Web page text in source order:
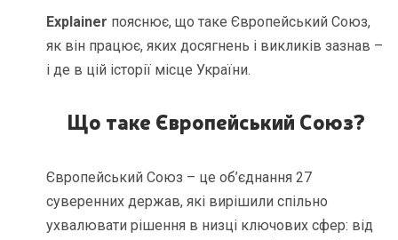
Explainer пояснює, що таке Європейський Союз,
як він працює, яких досягнень і викликів зазнав –
і де в цій історії місце України.
Що таке Європейський Союз?
Європейський Союз – це об’єднання 27
суверенних держав, які вирішили спільно
ухвалювати рішення в низці ключових сфер: від